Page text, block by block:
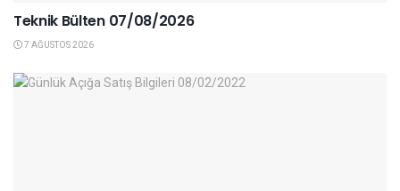
Teknik Bülten 07/08/2026
7 AĞUSTOS 2026